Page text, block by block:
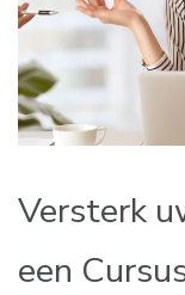
Versterk
een